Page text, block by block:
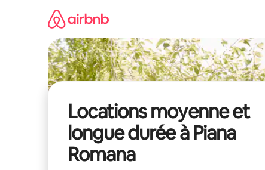
Locations moyenne et
longue durée à Piana
Romana